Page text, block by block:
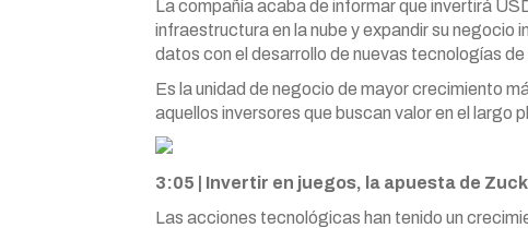
La compañía acaba de informar que invertirá
infraestructura en la nube y expandir su negocio
datos con el desarrollo de nuevas tecnologías
Es la unidad de negocio de mayor crecimiento
aquellos inversores que buscan valor en el largo
3:05 | Invertir en juegos, la apuesta de
Las acciones tecnológicas han tenido un